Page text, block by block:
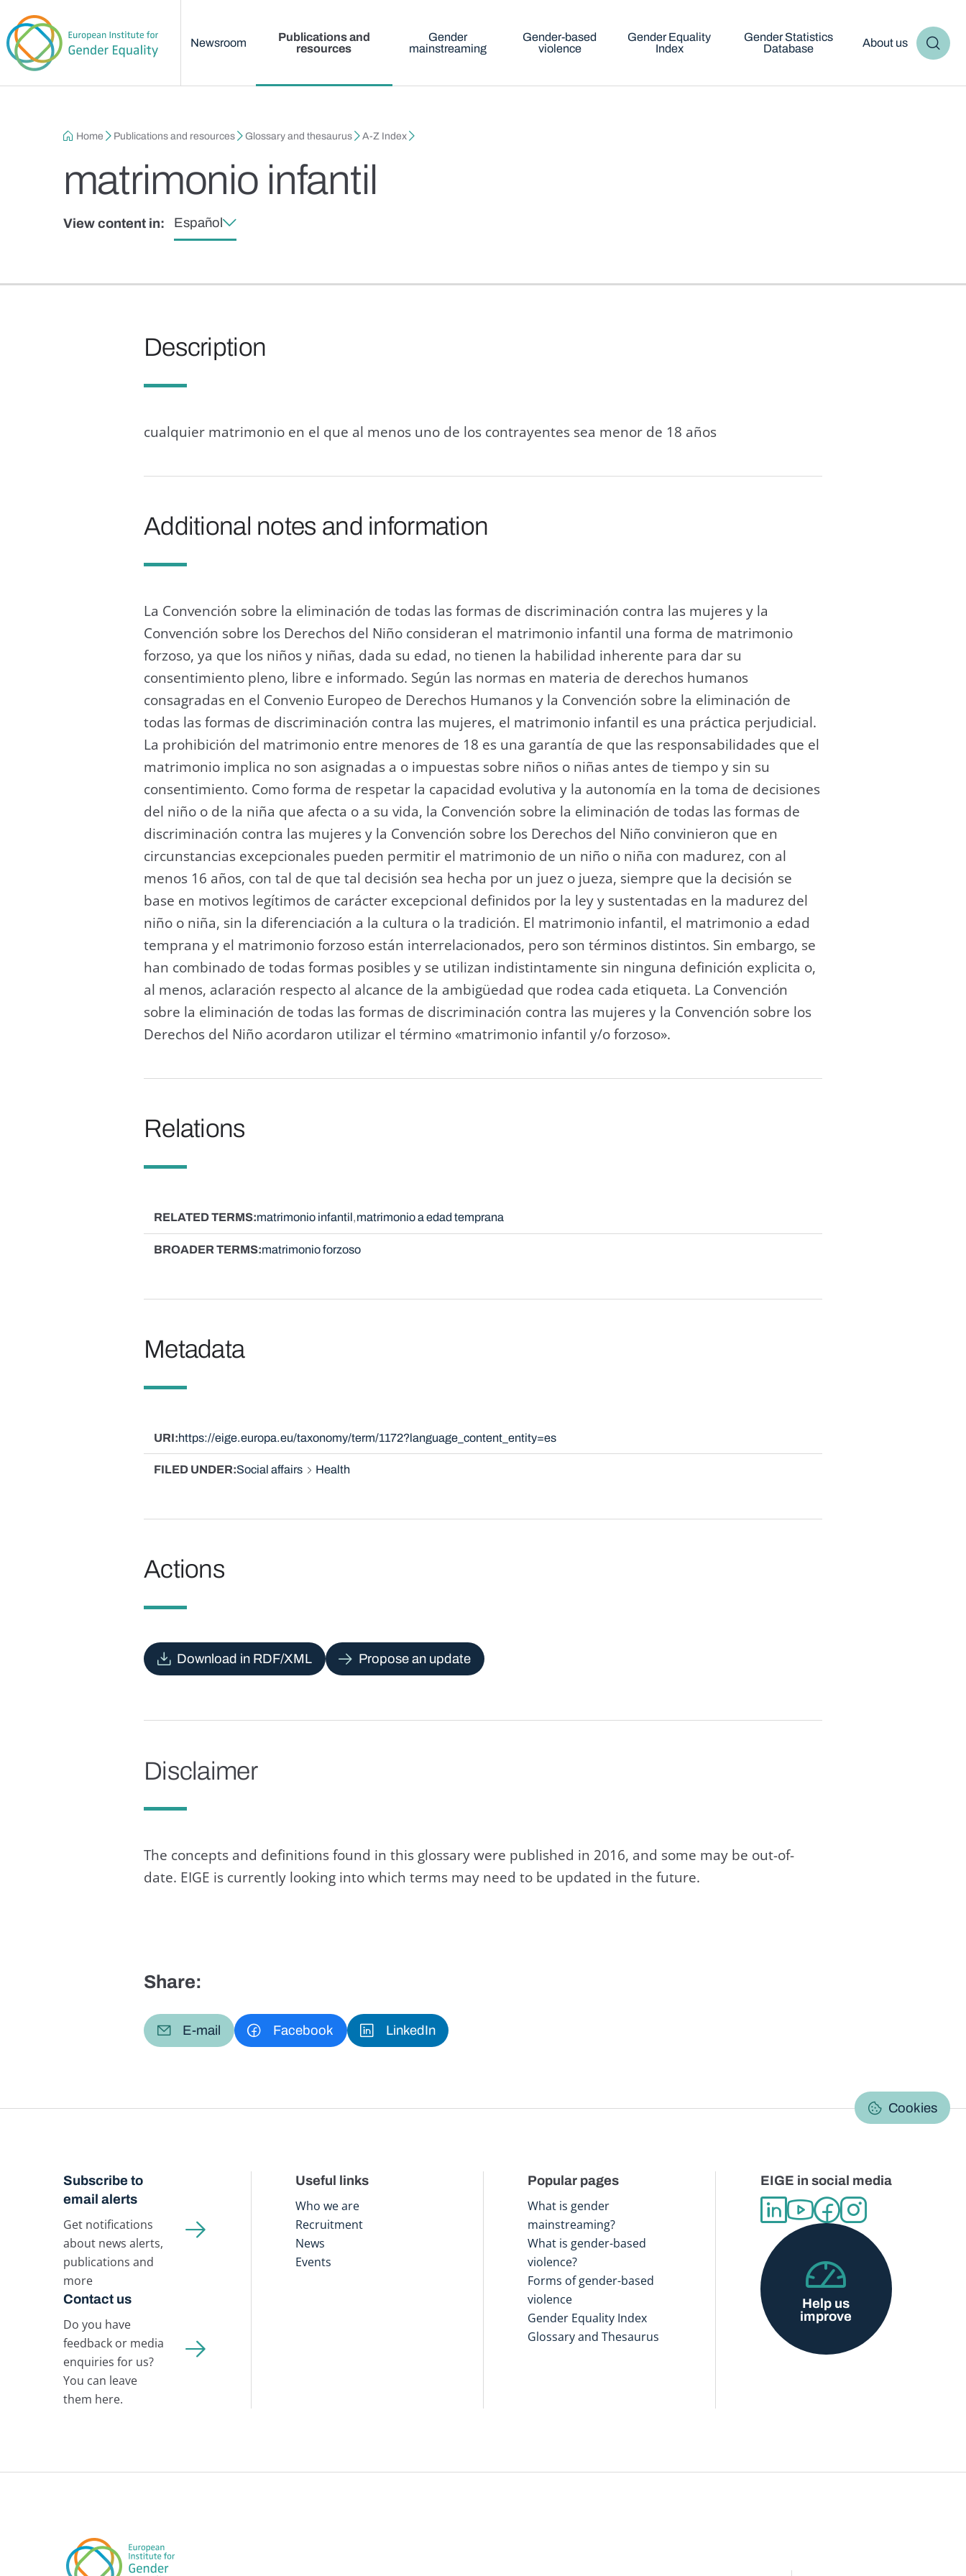
Newsroom
Publications and
resources
Gender
mainstreaming
Gender-based
violence
Gender Equality
Index
Gender Statistics
Database
About us
Breadcrumb
Home Publications and resources Glossary and thesaurus A-Z Index
matrimonio infantil
View content in: Español
Description
cualquier matrimonio en el que al menos uno de los contrayentes sea menor de 18 años
Additional notes and information
La Convención sobre la eliminación de todas las formas de discriminación contra las mujeres y la
Convención sobre los Derechos del Niño consideran el matrimonio infantil una forma de matrimonio
forzoso, ya que los niños y niñas, dada su edad, no tienen la habilidad inherente para dar su
consentimiento pleno, libre e informado. Según las normas en materia de derechos humanos
consagradas en el Convenio Europeo de Derechos Humanos y la Convención sobre la eliminación de
todas las formas de discriminación contra las mujeres, el matrimonio infantil es una práctica perjudicial.
La prohibición del matrimonio entre menores de 18 es una garantía de que las responsabilidades que el
matrimonio implica no son asignadas a o impuestas sobre niños o niñas antes de tiempo y sin su
consentimiento. Como forma de respetar la capacidad evolutiva y la autonomía en la toma de decisiones
del niño o de la niña que afecta o a su vida, la Convención sobre la eliminación de todas las formas de
discriminación contra las mujeres y la Convención sobre los Derechos del Niño convinieron que en
circunstancias excepcionales pueden permitir el matrimonio de un niño o niña con madurez, con al
menos 16 años, con tal de que tal decisión sea hecha por un juez o jueza, siempre que la decisión se
base en motivos legítimos de carácter excepcional definidos por la ley y sustentadas en la madurez del
niño o niña, sin la diferenciación a la cultura o la tradición. El matrimonio infantil, el matrimonio a edad
temprana y el matrimonio forzoso están interrelacionados, pero son términos distintos. Sin embargo, se
han combinado de todas formas posibles y se utilizan indistintamente sin ninguna definición explicita o,
al menos, aclaración respecto al alcance de la ambigüedad que rodea cada etiqueta. La Convención
sobre la eliminación de todas las formas de discriminación contra las mujeres y la Convención sobre los
Derechos del Niño acordaron utilizar el término «matrimonio infantil y/o forzoso».
Relations
RELATED TERMS matrimonio infantil matrimonio a edad temprana
BROADER TERMS matrimonio forzoso
Metadata
URI https://eige.europa.eu/taxonomy/term/1172?language_content_entity=es
FILED UNDER Social affairs Health
Actions
Download in RDF/XML Propose an update
Disclaimer
The concepts and definitions found in this glossary were published in 2016, and some may be out-of-
date. EIGE is currently looking into which terms may need to be updated in the future.
Share:
E-mail Facebook LinkedIn
Cookies
Subscribe to
email alerts
Get notifications
about news alerts,
publications and
more
Contact us
Do you have
feedback or media
enquiries for us?
You can leave
them here.
Useful links
Who we are
Recruitment
News
Events
Popular pages
What is gender
mainstreaming?
What is gender-based
violence?
Forms of gender-based
violence
Gender Equality Index
Glossary and Thesaurus
EIGE in social media
Help us
improve